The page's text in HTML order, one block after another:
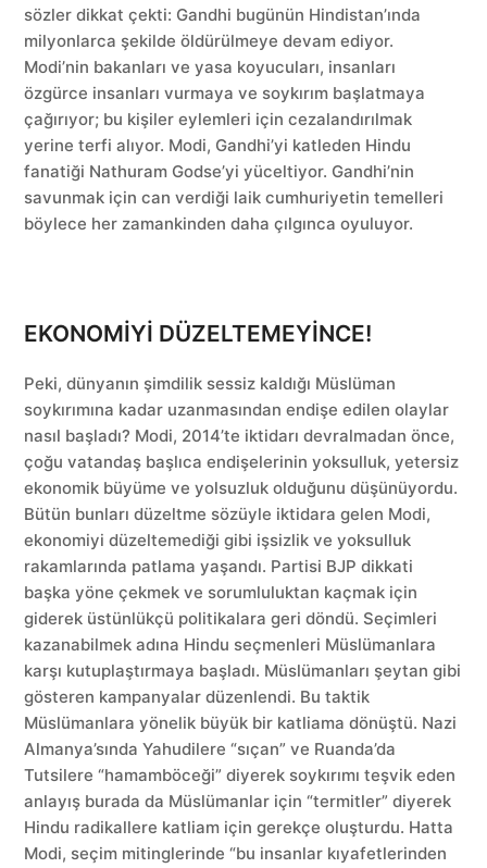
sözler dikkat çekti: Gandhi bugünün Hindistan’ında
milyonlarca şekilde öldürülmeye devam ediyor.
Modi’nin bakanları ve yasa koyucuları, insanları
özgürce insanları vurmaya ve soykırım başlatmaya
çağırıyor; bu kişiler eylemleri için cezalandırılmak
yerine terfi alıyor. Modi, Gandhi’yi katleden Hindu
fanatiği Nathuram Godse’yi yüceltiyor. Gandhi’nin
savunmak için can verdiği laik cumhuriyetin temelleri
böylece her zamankinden daha çılgınca oyuluyor.
EKONOMİYİ DÜZELTEMEYİNCE!
Peki, dünyanın şimdilik sessiz kaldığı Müslüman
soykırımına kadar uzanmasından endişe edilen olaylar
nasıl başladı? Modi, 2014’te iktidarı devralmadan önce,
çoğu vatandaş başlıca endişelerinin yoksulluk, yetersiz
ekonomik büyüme ve yolsuzluk olduğunu düşünüyordu.
Bütün bunları düzeltme sözüyle iktidara gelen Modi,
ekonomiyi düzeltemediği gibi işsizlik ve yoksulluk
rakamlarında patlama yaşandı. Partisi BJP dikkati
başka yöne çekmek ve sorumluluktan kaçmak için
giderek üstünlükçü politikalara geri döndü. Seçimleri
kazanabilmek adına Hindu seçmenleri Müslümanlara
karşı kutuplaştırmaya başladı. Müslümanları şeytan gibi
gösteren kampanyalar düzenlendi. Bu taktik
Müslümanlara yönelik büyük bir katliama dönüştü. Nazi
Almanya’sında Yahudilere “sıçan” ve Ruanda’da
Tutsilere “hamamböceği” diyerek soykırımı teşvik eden
anlayış burada da Müslümanlar için “termitler” diyerek
Hindu radikallere katliam için gerekçe oluşturdu. Hatta
Modi, seçim mitinglerinde “bu insanlar kıyafetlerinden